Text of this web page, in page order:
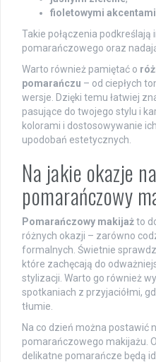
fioletowymi akcentami
Takie połączenia podkreślają
pomarańczowego oraz
Warto również pamiętać o
pomarańczu – od ciepłych
wersje. Dzięki temu łatwiej
pasujące do twojego stylu i
kolorami i dostosowywanie
upodobań estetycznych.
Na jakie okazje
pomarańczowy
Pomarańczowy makijażto
różnych okazji – zarówno
formalnych. Świetnie
które zachęcają do
stylizacji. Warto go również
spotkaniach z przyjaciółmi,
tłumie.
Na co dzień można postawić
pomarańczowego makijażu.
delikatne pomarańcze będą